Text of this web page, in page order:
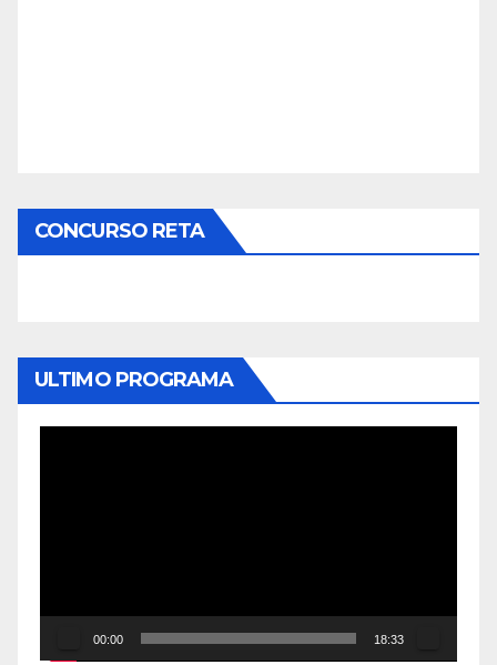
CONCURSO RETA
ULTIMO PROGRAMA
00:00 18:33